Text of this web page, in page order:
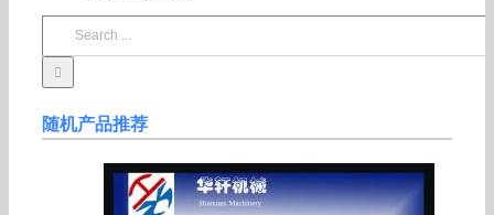
随机产品推荐